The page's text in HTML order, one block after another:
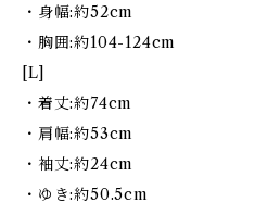
・身幅:約52cm
・胸囲:約104-124cm
[L]
・着丈:約74cm
・肩幅:約53cm
・袖丈:約24cm
・ゆき:約50.5cm